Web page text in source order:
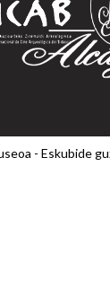
- Eskubide